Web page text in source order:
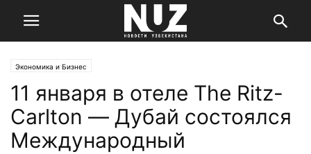
Экономика и Бизнес
11 января в отеле The Ritz-
Carlton — Дубай состоялся
Международный